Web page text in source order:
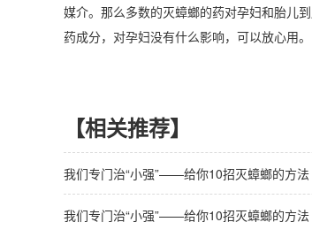
媒介。那么多数的灭蟑螂的药对孕妇和胎儿
药成分，对孕妇没有什么影响，可以放心用。
【相关推荐】
我们专门治“小强”——给你10招灭蟑螂的方法
我们专门治“小强”——给你10招灭蟑螂的方法